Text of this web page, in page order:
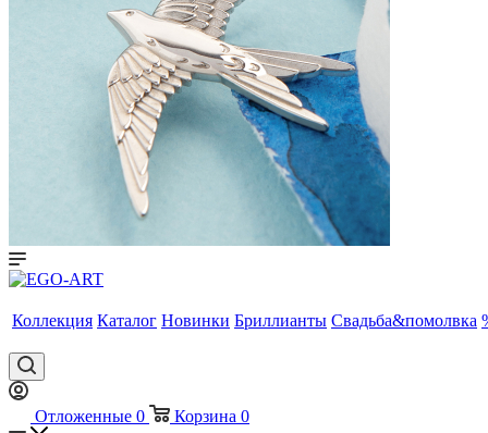
Коллекция Каталог Новинки Бриллианты Свадьба&помолвка
Отложенные 0 Корзина 0